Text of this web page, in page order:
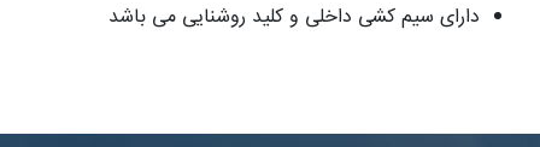
دارای سیم کشی داخلی و کلید روشنایی می باشد